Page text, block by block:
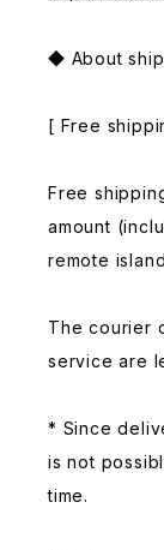
◆ About
[ Free
Free
amount
remote
The courier
service are
* Since
is not
time.